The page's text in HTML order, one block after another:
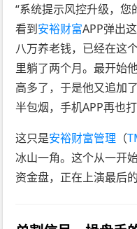
“系统提示风控升级，
看到安裕财富APP弹出
八万养老钱，已经在这
里躺了两个月。最开始
高多了，于是他又追加
半包烟，手机APP再也打
这只是安裕财富管理 （
冰山一角。这个从一开
资金盘，正在上演最后的